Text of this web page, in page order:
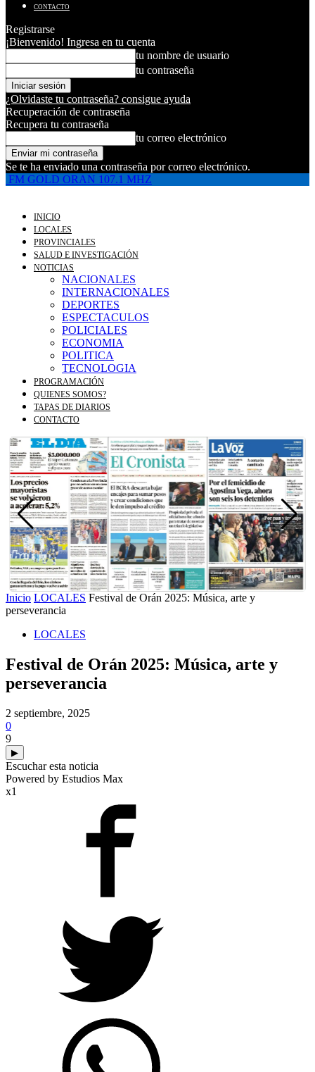
CONTACTO
Registrarse
¡Bienvenido! Ingresa en tu cuenta
tu nombre de usuario
tu contraseña
¿Olvidaste tu contraseña? consigue ayuda
Recuperación de contraseña
Recupera tu contraseña
tu correo electrónico
Se te ha enviado una contraseña por correo electrónico.
FM GOLD ORAN 107.1 MHZ
INICIO
LOCALES
PROVINCIALES
SALUD E INVESTIGACIÓN
NOTICIAS
NACIONALES
INTERNACIONALES
DEPORTES
ESPECTACULOS
POLICIALES
ECONOMIA
POLITICA
TECNOLOGIA
PROGRAMACIÓN
QUIENES SOMOS?
TAPAS DE DIARIOS
CONTACTO
Inicio LOCALES Festival de Orán 2025: Música, arte y
perseverancia
LOCALES
Festival de Orán 2025: Música, arte y
perseverancia
2 septiembre, 2025
0
9
▶
Escuchar esta noticia
Powered by Estudios Max
x1